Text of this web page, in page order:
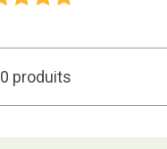
produits